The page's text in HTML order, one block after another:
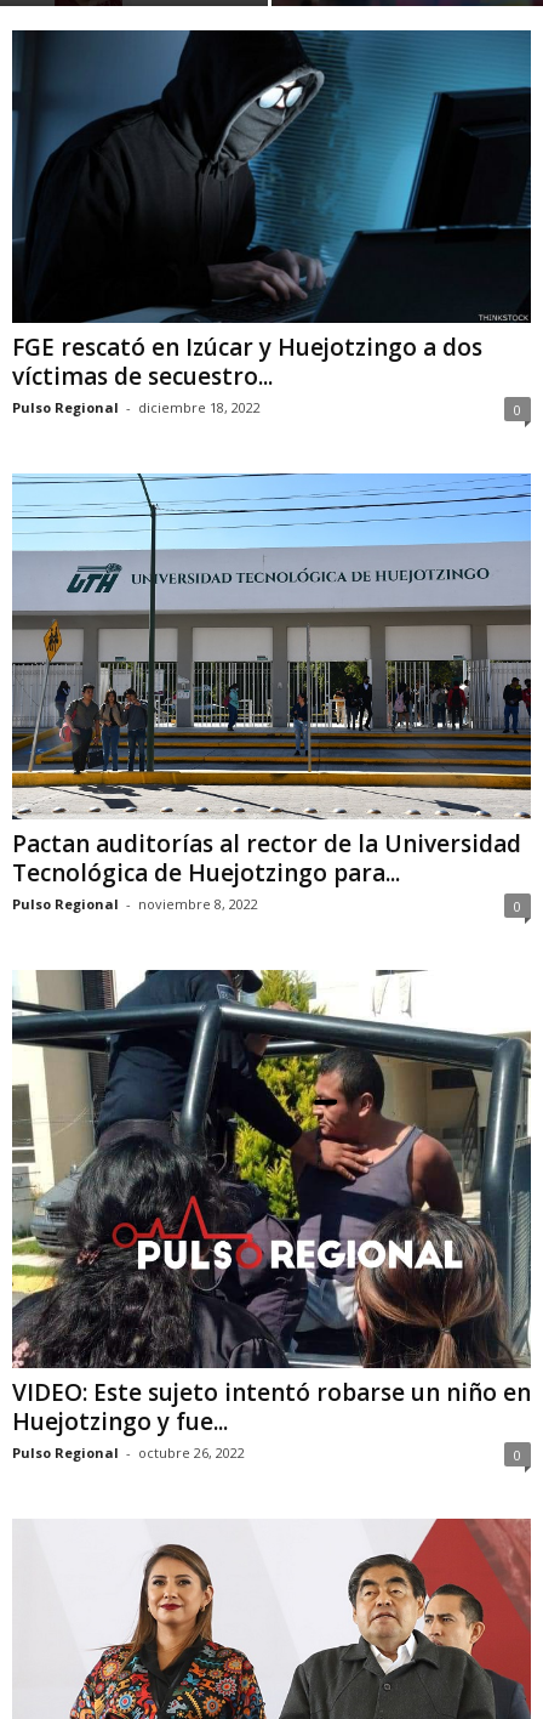
FGE rescató en Izúcar y Huejotzingo a dos
víctimas de secuestro...
Pulso Regional - diciembre 18, 2022 0
Pactan auditorías al rector de la Universidad
Tecnológica de Huejotzingo para...
Pulso Regional - noviembre 8, 2022 0
VIDEO: Este sujeto intentó robarse un niño en
Huejotzingo y fue...
Pulso Regional - octubre 26, 2022 0